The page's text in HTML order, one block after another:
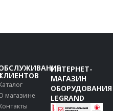
магазине
ИНТЕРНЕТ-
МАГАЗИН
ОБОРУДОВАНИЯ
LEGRAND